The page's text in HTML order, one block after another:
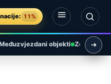
11%
objekti Zemlja i